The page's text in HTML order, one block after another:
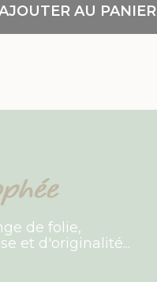
AU PANIER
de folie,
et d'originalité...